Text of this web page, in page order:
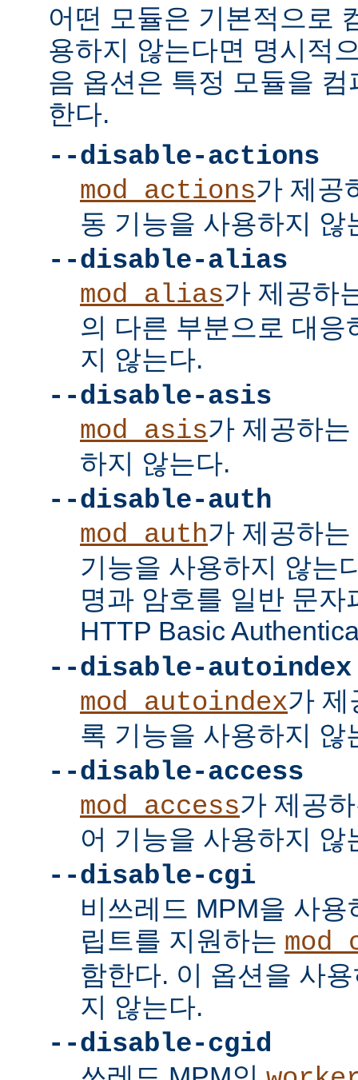
어떤 모듈은 기본적으로
용하지 않는다면 명시적
음 옵션은 특정 모듈을
한다.
--disable-actions
mod_actions가 제공
동 기능을 사용하지 않
--disable-alias
mod_alias가 제공하
의 다른 부분으로 대응
지 않는다.
--disable-asis
mod_asis가 제공하
하지 않는다.
--disable-auth
mod_auth가 제공하
기능을 사용하지 않는
명과 암호를 일반 문자
HTTP Basic
--disable-autoindex
mod_autoindex가 제
록 기능을 사용하지 않
--disable-access
mod_access가 제공
어 기능을 사용하지 않
--disable-cgi
비쓰레드 MPM을 사
립트를 지원하는
함한다. 이 옵션을 사
지 않는다.
--disable-cgid